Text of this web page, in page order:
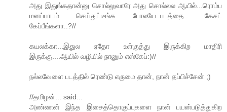
அது இதுங்கதான்னு சொல்லுவாரே அது சொல்லல ஆயில்...ரொம்ப
மனப்பாடம் செய்துட்டீங்க போலயே..படத்தை.. கேசட்
கேப்பீங்களா..?//
கயலக்கா...இதுல ஏதோ உள்குத்து இருக்கிற மாதிரி
இருக்கு....ஆயில் வழியில் நானும் எஸ்கேப்:)//
நல்லவேளை படத்தில் ரெண்டு எருமை தான், நான் தப்பிச்சேன் ;)
//தமிழன்... said...
அண்ணன் இந்த இசைத்தொகுப்புகளை நான் பயன்படுத்துகிற